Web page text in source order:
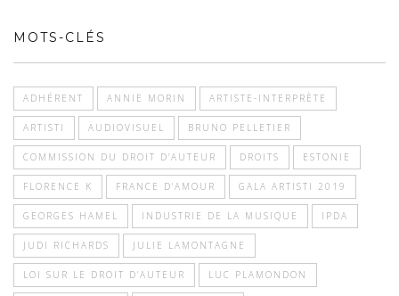
MOTS-CLÉS
ADHÉRENT ANNIE MORIN ARTISTE-INTERPRÈTE
ARTISTI AUDIOVISUEL BRUNO PELLETIER
COMMISSION DU DROIT D’AUTEUR DROITS ESTONIE
FLORENCE K FRANCE D'AMOUR GALA ARTISTI 2019
GEORGES HAMEL INDUSTRIE DE LA MUSIQUE IPDA
JUDI RICHARDS JULIE LAMONTAGNE
LOI SUR LE DROIT D’AUTEUR LUC PLAMONDON